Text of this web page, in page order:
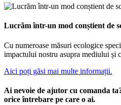
Lucrăm într-un mod conștient de
Cu numeroase măsuri ecologice
impactului nostru asupra mediului și
Aici poți găsi mai multe informații.
Ai nevoie de ajutor cu comanda
orice întrebare pe care o ai.